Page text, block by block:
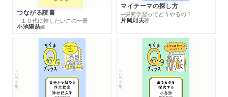
つながる読書
─１０代に推したいこの一冊
小池陽慈編
マイテーマの探し方
─探究学習ってどうやるの？
片岡則夫著
シリーズ・全集 シリーズ・全集